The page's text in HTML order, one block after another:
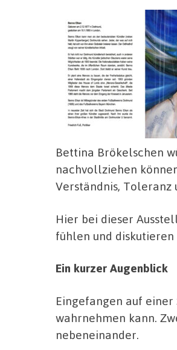
Bettina Brökelschen
nachvollziehen
Verständnis, Toleranz
Hier bei dieser
fühlen und diskutieren
Ein kurzer Augenblick
Eingefangen auf einer
wahrnehmen kann.
nebeneinander.